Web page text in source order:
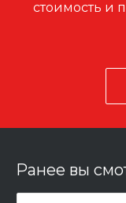
стоимость и
Ранее вы